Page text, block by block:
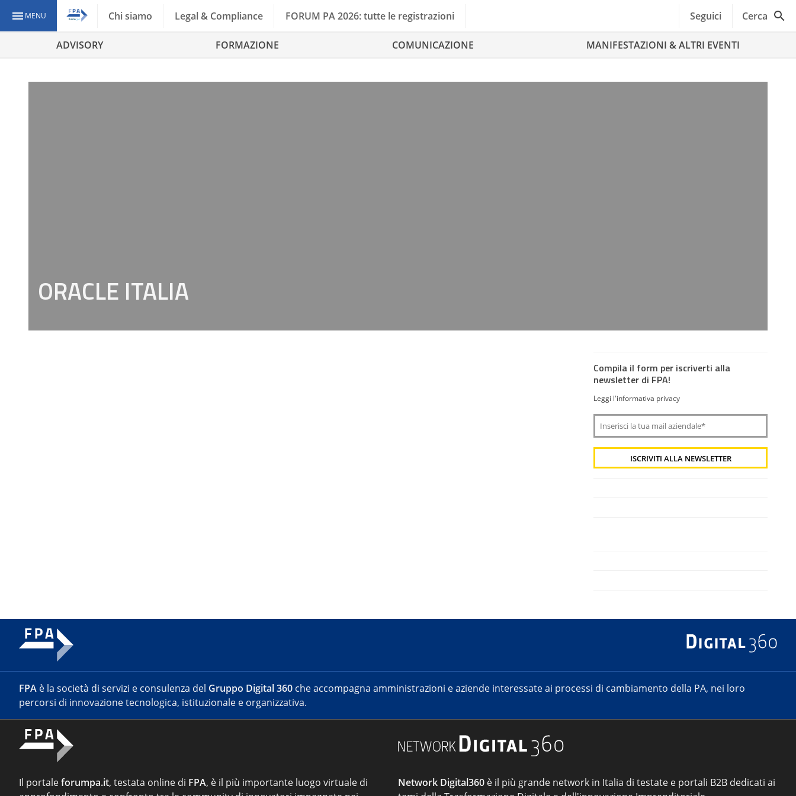
MENU Chi siamo Legal & Compliance FORUM PA 2026: tutte le registrazioni Seguici Cerca
ADVISORY FORMAZIONE COMUNICAZIONE MANIFESTAZIONI & ALTRI EVENTI
ORACLE ITALIA
Compila il form per iscriverti alla
newsletter di FPA!
Leggi l'informativa privacy
FPA è la società di servizi e consulenza del Gruppo Digital 360 che accompagna amministrazioni e aziende interessate ai processi di cambiamento della PA, nei loro
percorsi di innovazione tecnologica, istituzionale e organizzativa.
Il portaleforumpa.it, testata online di FPA, è il più importante luogo virtuale di
Network Digital360 è il più grande network in Italia di testate e portali B2B dedicati ai